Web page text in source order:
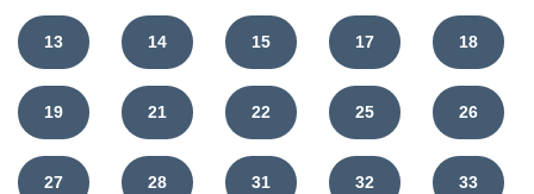
13 14 15 17 18
19 21 22 25 26
27 28 31 32 33